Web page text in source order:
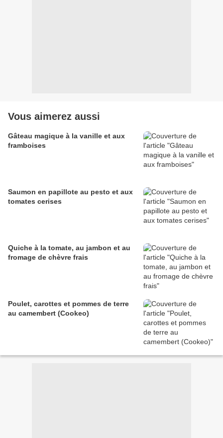
Vous aimerez aussi
Gâteau magique à la vanille et aux
framboises
Saumon en papillote au pesto et aux
tomates cerises
Quiche à la tomate, au jambon et au
fromage de chèvre frais
Poulet, carottes et pommes de terre
au camembert (Cookeo)